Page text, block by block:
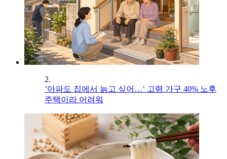
2.
‘아파도 집에서 늙고 싶어…’ 고령 가구 40% 노후
주택이라 어려워